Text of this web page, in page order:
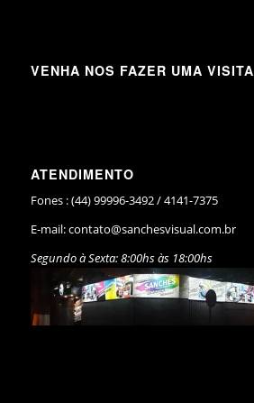
VENHA NOS FAZER UMA VISITA
ATENDIMENTO
Fones : (44) 99996-3492 / 4141-7375
E-mail:contato@sanchesvisual.com.br
Segundo à Sexta: 8:00hs às 18:00hs